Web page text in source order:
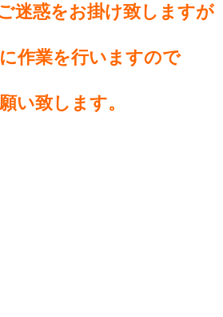
迷惑をお掛け致しますが
作業を行いますので
い致します。